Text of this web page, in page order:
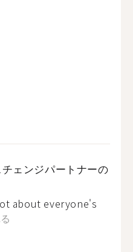
ェンジパートナーの
about everyone's